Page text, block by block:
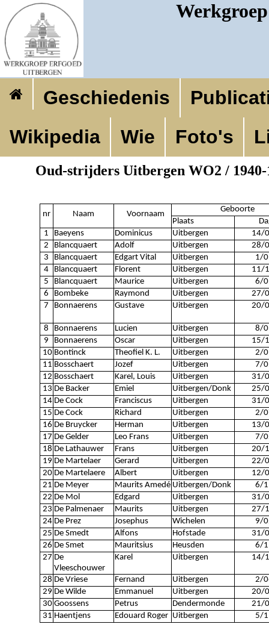
Geschiedenis
Wikipedia
Wie Foto's
Oud-strijders Uitbergen WO2 / 1940-
nr Naam Voornaam
Geboorte
Plaats
1
Baeyens Dominicus Uitbergen
14/
2
Blancquaert Adolf Uitbergen
28/
3
Blancquaert Edgart Vital Uitbergen
1/
4
Blancquaert Florent Uitbergen
11/
5
Blancquaert Maurice Uitbergen
6/
6
Bombeke Raymond Uitbergen
27/
7
Bonnaerens Gustave Uitbergen 20/
8 Bonnaerens Lucien Uitbergen
8/
9
Bonnaerens Oscar Uitbergen
15/
10 Bontinck Theofiel K. L. Uitbergen
2/
11 Bosschaert Jozef Uitbergen
7/
12 Bosschaert Karel, Louis Uitbergen
31/
13 De Backer Emiel Uitbergen/Donk
25/
14 De Cock Franciscus Uitbergen
31/
15 De Cock Richard Uitbergen
2/
16 De Bruycker Herman Uitbergen
13/
17 De Gelder Leo Frans Uitbergen
7/
18 De Lathauwer Frans Uitbergen
20/
19 De Martelaer Gerard Uitbergen
22/
20 De Martelaere Albert Uitbergen
12/
21 De Meyer Maurits Amedé Uitbergen/Donk
6/
22 De Mol Edgard Uitbergen
31/
23 De Palmenaer Maurits Uitbergen
27/
24 De Prez Josephus Wichelen
9/
25 De Smedt Alfons Hofstade
31/
26 De Smet Mauritsius Heusden
6/
27 De
Vleeschouwer
Karel Uitbergen 14/
28 De Vriese Fernand Uitbergen
2/
29 De Wilde Emmanuel Uitbergen
20/
30 Goossens Petrus Dendermonde
21/
31 Haentjens Edouard Roger Uitbergen 5/